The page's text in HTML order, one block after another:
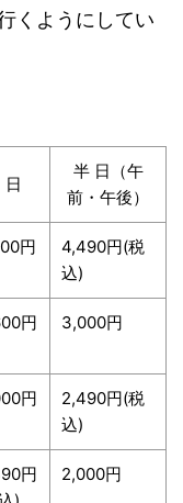
くようにしてい
日
半 日（午
前・午後）
円
4,490円(税
込)
円 3,000円
円
2,490円(税
込)
円
2,000円